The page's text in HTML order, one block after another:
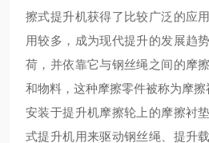
擦式提升机获得了比较广泛 的应
用较多 ，成为现代提升的发展趋
荷，并依靠它与钢丝绳之间的摩
和物料，这种摩擦零件被称为摩擦
安装于提升机摩擦轮上的摩擦衬
式提升机用来驱动钢丝绳、提升